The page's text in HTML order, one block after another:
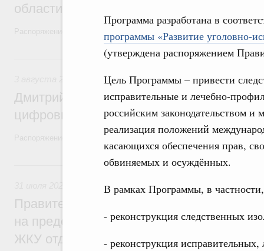
Программа разработана в
программы «Развитие уголовно-
(утверждена распоряжением
Цель Программы – привести
исправительные и лечебно-
российским законодательством
реализация положений
касающихся обеспечения прав,
обвиняемых и осуждённых.
В рамках Программы, в частности,
- реконструкция следственных
- реконструкция
области в рамках федерального
Распоряжение от 3 августа 2026 года №2067-р
3 августа, понедельник
Регулирование в сфере торговли.
Дмитрий Григоренко возглавил штаб по
цифровых платформ
Распоряжение от 25 июля 2026 года №1966-р
31 июля, пятница
Социальная поддержка отдельных
Правительство направит регионам
на предоставление мер социальной
ЖКУ отдельным категориям граждан